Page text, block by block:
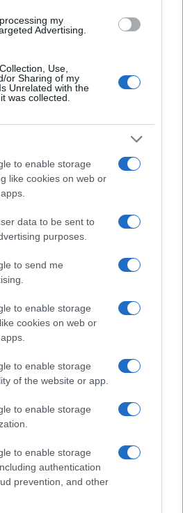
my
Advertising.
Use,
or Sharing of my
Unrelated with the
was collected.
to enable storage
like cookies on web or
data to be sent to
purposes.
to send me
to enable storage
cookies on web or
to enable storage
of the website or app.
to enable storage
to enable storage
authentication
prevention, and other
introduce nuove regole per
delle piattaforme
25 gennaio: gli ospiti e le
alberghiero: dati
sicurezza
per Capitale Italiana della
ad Ecomondo, focus su acqua e
sotto soglia, 1,5 miliardi nel